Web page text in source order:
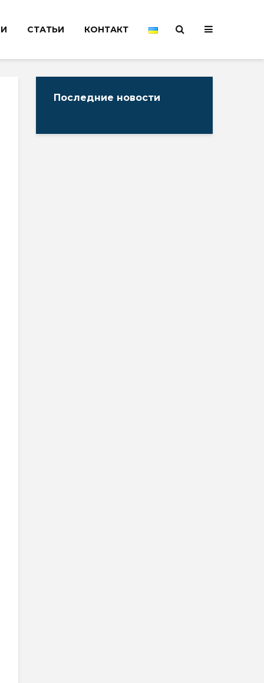
СТАТЬИ КОНТАКТ
Последние новости